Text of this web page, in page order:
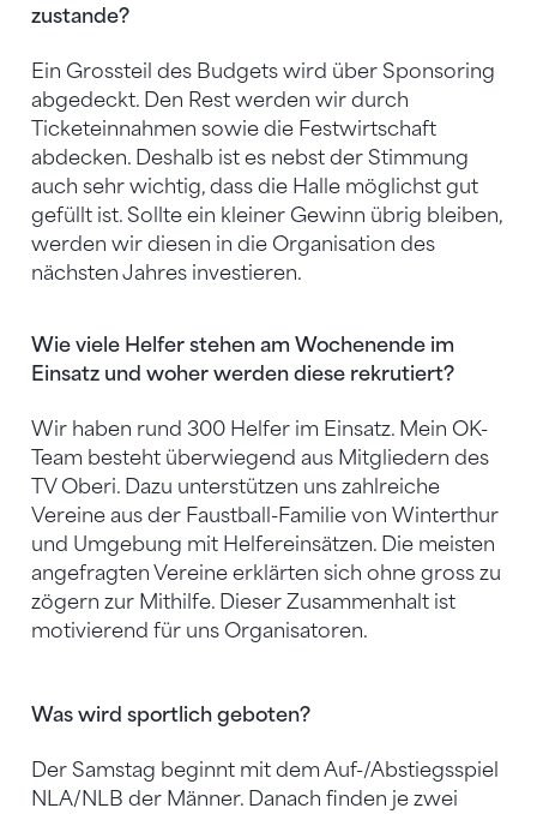
zustande?
Ein Grossteil des Budgets wird über Sponsoring
abgedeckt. Den Rest werden wir durch
Ticketeinnahmen sowie die Festwirtschaft
abdecken. Deshalb ist es nebst der Stimmung
auch sehr wichtig, dass die Halle möglichst gut
gefüllt ist. Sollte ein kleiner Gewinn übrig bleiben,
werden wir diesen in die Organisation des
nächsten Jahres investieren.
Wie viele Helfer stehen am Wochenende im
Einsatz und woher werden diese rekrutiert?
Wir haben rund 300 Helfer im Einsatz. Mein OK-
Team besteht überwiegend aus Mitgliedern des
TV Oberi. Dazu unterstützen uns zahlreiche
Vereine aus der Faustball-Familie von Winterthur
und Umgebung mit Helfereinsätzen. Die meisten
angefragten Vereine erklärten sich ohne gross zu
zögern zur Mithilfe. Dieser Zusammenhalt ist
motivierend für uns Organisatoren.
Was wird sportlich geboten?
Der Samstag beginnt mit dem Auf-/Abstiegsspiel
NLA/NLB der Männer. Danach finden je zwei